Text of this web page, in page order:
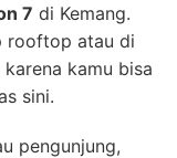
7 di Kemang.
rooftop atau di
kamu bisa
sini.
pengunjung,